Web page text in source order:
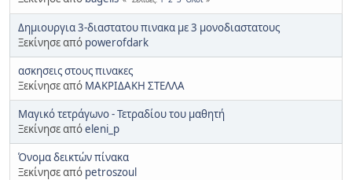
Δημιουργια 3-διαστατου πινακα με 3 μονοδιαστατους
Ξεκίνησε από powerofdark
ασκησεις στους πινακες
Ξεκίνησε από ΜΑΚΡΙΔΑΚΗ ΣΤΕΛΛΑ
Μαγικό τετράγωνο - Τετραδίου του μαθητή
Ξεκίνησε απόeleni_p
Όνομα δεικτών πίνακα
Ξεκίνησε από petroszoul